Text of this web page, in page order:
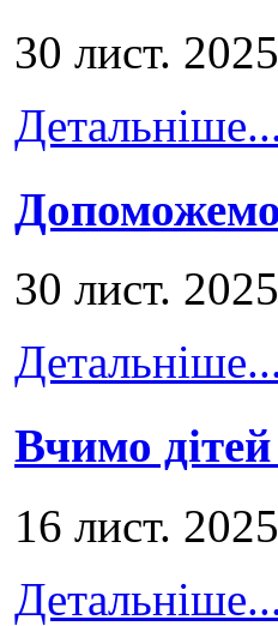
30 лист.
30 лист.
Вчимо
16 лист.